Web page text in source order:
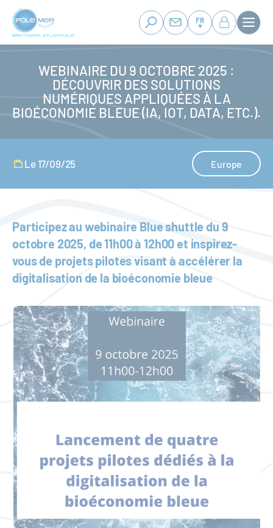
Panneau de gestion des cookies
Aller
contenu
FR
WEBINAIRE DU 9 OCTOBRE 2025 :
DÉCOUVRIR DES SOLUTIONS
NUMÉRIQUES APPLIQUÉES À LA
BIOÉCONOMIE BLEUE (IA, IOT, DATA, ETC.).
Le 17/09/25 Europe
Participez au webinaire Blue shuttle du 9
octobre 2025, de 11h00 à 12h00 et inspirez-
vous de projets pilotes visant à accélérer la
digitalisation de la bioéconomie bleue